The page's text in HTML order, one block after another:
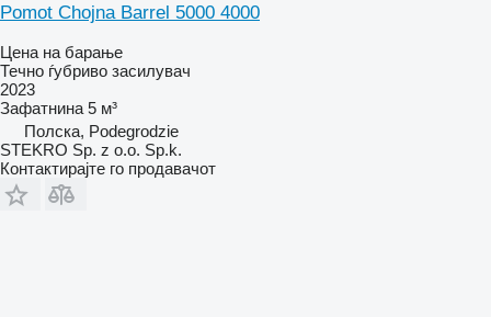
Pomot Chojna Barrel 5000 4000
Цена на барање
Течно ѓубриво засилувач
2023
Зафатнина 5 м³
Полска, Podegrodzie
STEKRO Sp. z o.o. Sp.k.
Контактирајте го продавачот